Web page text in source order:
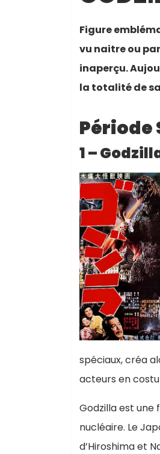
Figure
vu naitre ou
inaperçu.
la totalité de
Période
1 –
spéciaux, créa
acteurs en
Godzilla est une
nucléaire. Le
d’Hiroshima et